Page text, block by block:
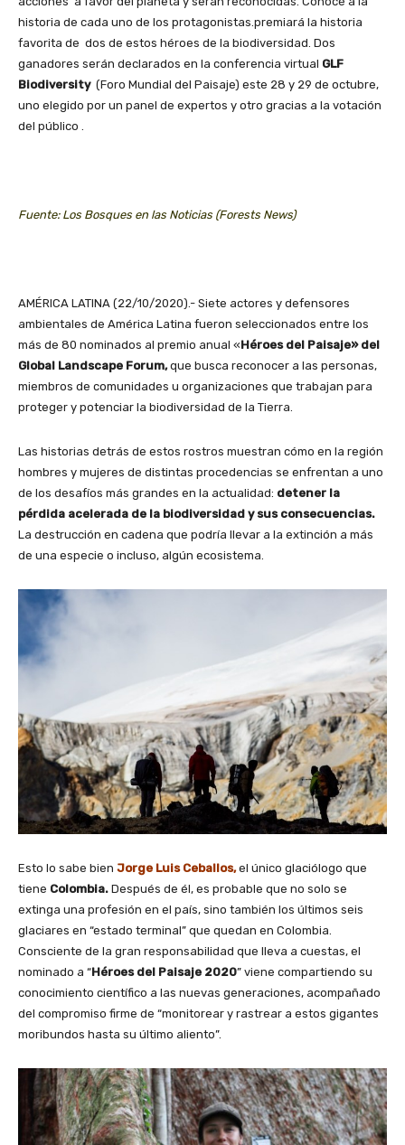
historia de cada uno de los protagonistas.premiará la historia
favorita de dos de estos héroes de la biodiversidad. Dos
ganadores serán declarados en la conferencia virtual GLF
Biodiversity(Foro Mundial del Paisaje) este 28 y 29 de octubre,
uno elegido por un panel de expertos y otro gracias a la votación
del público .
Fuente: Los Bosques en las Noticias (Forests News)
AMÉRICA LATINA (22/10/2020).- Siete actores y defensores
ambientales de América Latina fueron seleccionados entre los
más de 80 nominados al premio anual «Héroes del Paisaje» del
Global Landscape Forum,que busca reconocer a las personas,
miembros de comunidades u organizaciones que trabajan para
proteger y potenciar la biodiversidad de la Tierra.
Las historias detrás de estos rostros muestran cómo en la región
hombres y mujeres de distintas procedencias se enfrentan a uno
de los desafíos más grandes en la actualidad: detener la
pérdida acelerada de la biodiversidad y sus consecuencias.
La destrucción en cadena que podría llevar a la extinción a más
de una especie o incluso, algún ecosistema.
Esto lo sabe bien Jorge Luis Ceballos,el único glaciólogo que
tiene Colombia. Después de él, es probable que no solo se
extinga una profesión en el país, sino también los últimos seis
glaciares en “estado terminal” que quedan en Colombia.
Consciente de la gran responsabilidad que lleva a cuestas, el
nominado a “Héroes del Paisaje 2020” viene compartiendo su
conocimiento científico a las nuevas generaciones, acompañado
del compromiso firme de “monitorear y rastrear a estos gigantes
moribundos hasta su último aliento”.